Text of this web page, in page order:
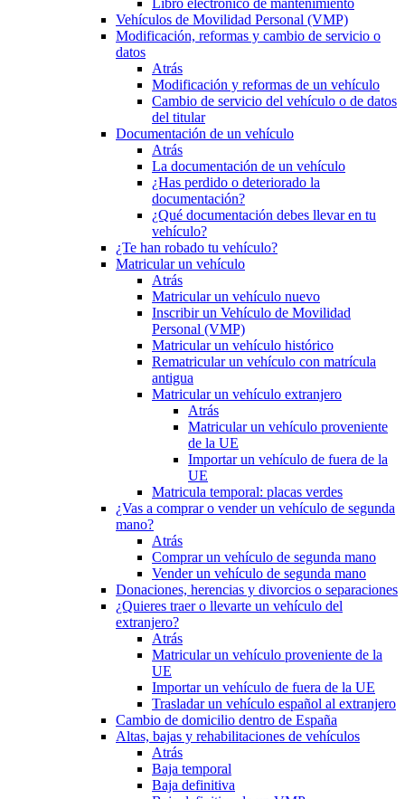
Libro electrónico de mantenimiento
Vehículos de Movilidad Personal (VMP)
Modificación, reformas y cambio de servicio o
datos
Atrás
Modificación y reformas de un vehículo
Cambio de servicio del vehículo o de datos
del titular
Documentación de un vehículo
Atrás
La documentación de un vehículo
¿Has perdido o deteriorado la
documentación?
¿Qué documentación debes llevar en tu
vehículo?
¿Te han robado tu vehículo?
Matricular un vehículo
Atrás
Matricular un vehículo nuevo
Inscribir un Vehículo de Movilidad
Personal (VMP)
Matricular un vehículo histórico
Rematricular un vehículo con matrícula
antigua
Matricular un vehículo extranjero
Atrás
Matricular un vehículo proveniente
de la UE
Importar un vehículo de fuera de la
UE
Matricula temporal: placas verdes
¿Vas a comprar o vender un vehículo de segunda
mano?
Atrás
Comprar un vehículo de segunda mano
Vender un vehículo de segunda mano
Donaciones, herencias y divorcios o separaciones
¿Quieres traer o llevarte un vehículo del
extranjero?
Atrás
Matricular un vehículo proveniente de la
UE
Importar un vehículo de fuera de la UE
Trasladar un vehículo español al extranjero
Cambio de domicilio dentro de España
Altas, bajas y rehabilitaciones de vehículos
Atrás
Baja temporal
Baja definitiva